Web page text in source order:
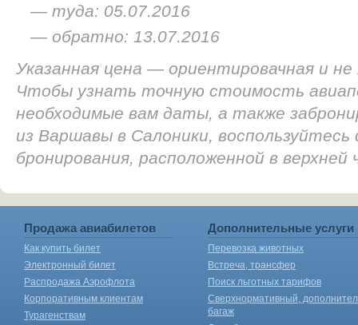
— туда: 05.07.2016
— обратно: 13.07.2016
Указанная цена — ориентировачная и
Чтобы узнать точную стоимость
необходимые вам даты, а также
из Варшавы в Салоники,
бронирования, расположенной в
Продажа авиабилетов
Как купить билет
Электронный билет
Распродажа Аэрофлота
Корпоративным клиентам
Турагенствам
Дополнительные услуги
Перевозка животных
Встреча, трансфер
Поиск льготных тарифов
Сверхнормативный,
багаж